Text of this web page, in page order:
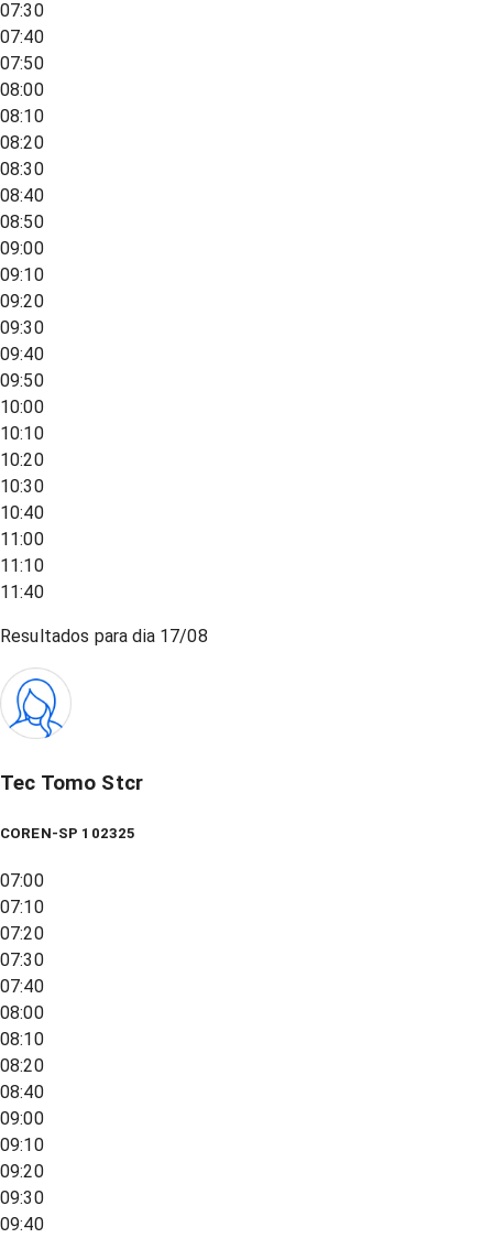
07:30
07:40
07:50
08:00
08:10
08:20
08:30
08:40
08:50
09:00
09:10
09:20
09:30
09:40
09:50
10:00
10:10
10:20
10:30
10:40
11:00
11:10
11:40
Resultados para dia 17/08
Tec Tomo Stcr
COREN-SP 102325
07:00
07:10
07:20
07:30
07:40
08:00
08:10
08:20
08:40
09:00
09:10
09:20
09:30
09:40